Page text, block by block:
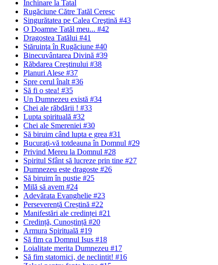
Închinare la Tatal
Rugăciune Către Tatăl Ceresc
Singurătatea pe Calea Creştină #43
O Doamne Tatăl meu... #42
Dragostea Tatălui #41
Stăruinţa în Rugăciune #40
Binecuvântarea Divină #39
Răbdarea Creştinului #38
Planuri Alese #37
Spre cerul înalt #36
Să fi o stea! #35
Un Dumnezeu există #34
Chei ale răbdării ! #33
Lupta spirituală #32
Chei ale Smereniei #30
Să biruim când lupta e grea #31
Bucuraţi-vă totdeauna în Domnul #29
Privind Mereu la Domnul #28
Spiritul Sfânt să lucreze prin tine #27
Dumnezeu este dragoste #26
Să biruim în pustie #25
Milă să avem #24
Adevărata Evanghelie #23
Perseverență Creștină #22
Manifestări ale credinței #21
Credință, Cunoștință #20
Armura Spirituală #19
Să fim ca Domnul Isus #18
Loialitate merita Dumnezeu #17
Să fim statornici‚ de neclintit! #16